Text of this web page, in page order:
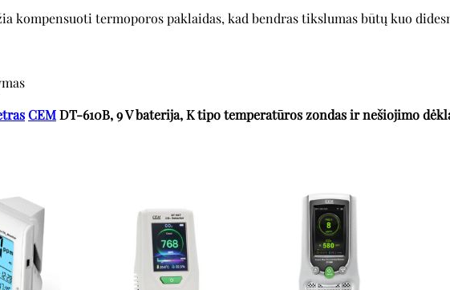
kompensuoti termoporos paklaidas, kad bendras tikslumas būtų kuo
CEMDT-610B, 9 V baterija, K tipo temperatūros zondas ir nešiojimo